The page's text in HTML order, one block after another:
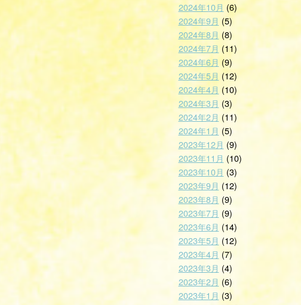
2024年10月 (6)
2024年9月 (5)
2024年8月 (8)
2024年7月 (11)
2024年6月 (9)
2024年5月 (12)
2024年4月 (10)
2024年3月 (3)
2024年2月 (11)
2024年1月 (5)
2023年12月 (9)
2023年11月 (10)
2023年10月 (3)
2023年9月 (12)
2023年8月 (9)
2023年7月 (9)
2023年6月 (14)
2023年5月 (12)
2023年4月 (7)
2023年3月 (4)
2023年2月 (6)
2023年1月 (3)